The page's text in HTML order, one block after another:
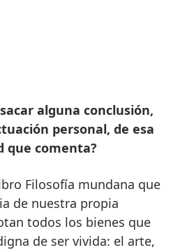
alguna conclusión,
personal, de esa
que comenta?
Filosofía mundana que
de nuestra propia
todos los bienes que
de ser vivida: el arte,